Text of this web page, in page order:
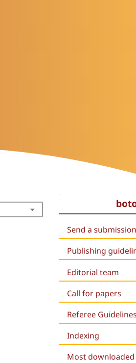
Send a
Publishing
Editorial team
Call for papers
Referee
Indexing
Most